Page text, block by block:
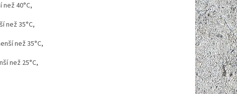
40°C,
než 35°C,
než 35°C,
než 25°C,